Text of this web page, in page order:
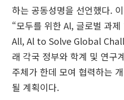
하는 공동성명을 선언했다.
“모두를 위한 Al, 글로벌 과
All, Al to Solve Global
래 각국 정부와 학계 및 연구
주체가 한데 모여 협력하는
될 계획이다.